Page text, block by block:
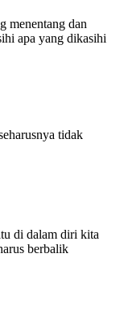
menentang dan
apa yang dikasihi
tidak
di dalam diri kita
berbalik